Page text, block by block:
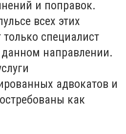
и поправок.
всех этих
специалист
направлении.
адвокатов и
как